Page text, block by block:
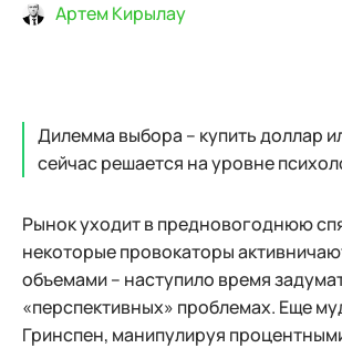
Артем Кирылау
Дилемма выбора – купить доллар
сейчас решается на уровне
Рынок уходит в предновогоднюю
некоторые провокаторы
объемами – наступило время
«перспективных» проблемах. Еще
Гринспен, манипулируя